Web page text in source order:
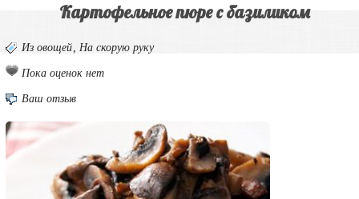
Картофельное пюре с базиликом
Из овощей, На скорую руку
Пока оценок нет
Ваш отзыв